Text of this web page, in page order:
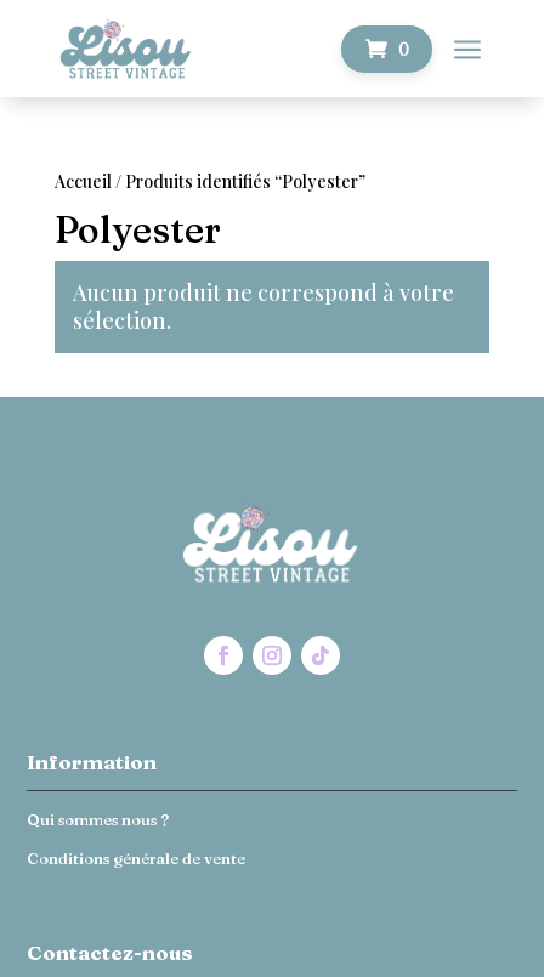
0 a
Accueil/ Produits identifiés “Polyester”
Polyester
Aucun produit ne correspond à votre
sélection.
Information
Qui sommes nous ?
Conditions générale de vente
Contactez-nous